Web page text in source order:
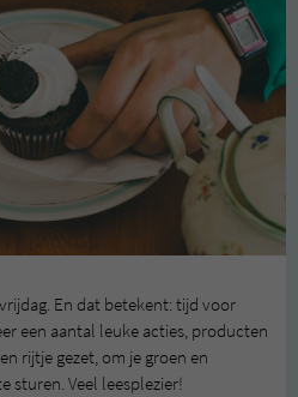
En dat betekent: tijd voor
een aantal leuke acties, producten
rijtje gezet, om je groen en
sturen. Veel leesplezier!